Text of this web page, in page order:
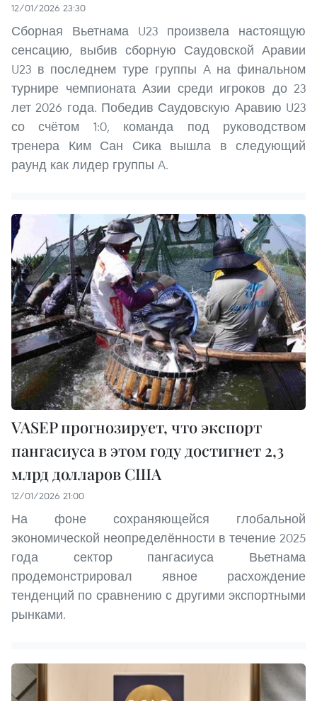
12/01/2026 23:30
Сборная Вьетнама U23 произвела настоящую
сенсацию, выбив сборную Саудовской Аравии
U23 в последнем туре группы A на финальном
турнире чемпионата Азии среди игроков до 23
лет 2026 года. Победив Саудовскую Аравию U23
со счётом 1:0, команда под руководством
тренера Ким Сан Сика вышла в следующий
раунд как лидер группы A.
VASEP прогнозирует, что экспорт
пангасиуса в этом году достигнет 2,3
млрд долларов США
12/01/2026 21:00
На фоне сохраняющейся глобальной
экономической неопределённости в течение 2025
года сектор пангасиуса Вьетнама
продемонстрировал явное расхождение
тенденций по сравнению с другими экспортными
рынками.